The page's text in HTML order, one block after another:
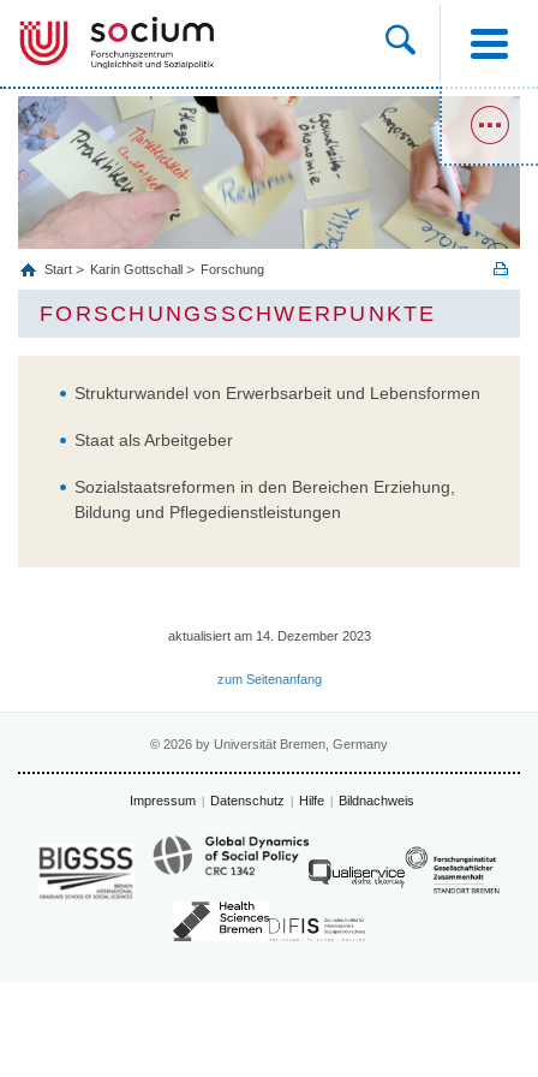
Start Karin Gottschall Forschung
FORSCHUNGSSCHWERPUNKTE
Strukturwandel von Erwerbsarbeit und Lebensformen
Staat als Arbeitgeber
Sozialstaatsreformen in den Bereichen Erziehung,
Bildung und Pflegedienstleistungen
aktualisiert am 14. Dezember 2023
zum Seitenanfang
© 2026 by Universität Bremen, Germany
Impressum Datenschutz Hilfe Bildnachweis